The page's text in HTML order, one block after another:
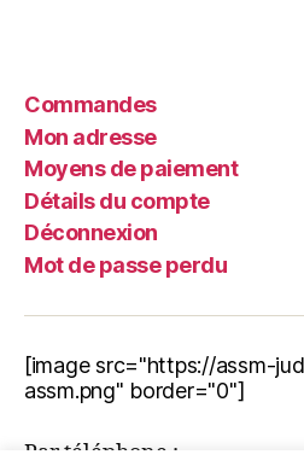
Commandes
Mon adresse
Moyens de paiement
Détails du compte
Déconnexion
Mot de passe perdu
[image src="https://assm-
assm.png" border="0"]
Par téléphone :